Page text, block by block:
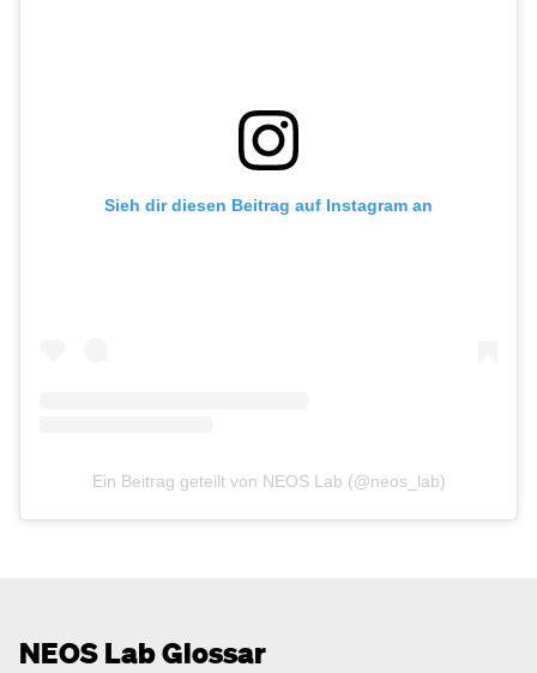
Sieh dir diesen Beitrag auf Instagram an
Ein Beitrag geteilt von NEOS Lab (@neos_lab)
NEOS Lab Glossar